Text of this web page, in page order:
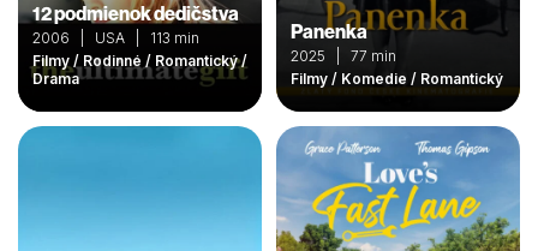
12 podmienok dedičstva
2006 | USA | 113 min
Filmy / Rodinné / Romantický /
Drama
Panenka
2025 | 77 min
Filmy / Komedie / Romantický